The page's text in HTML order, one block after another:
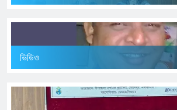
ভিডিও